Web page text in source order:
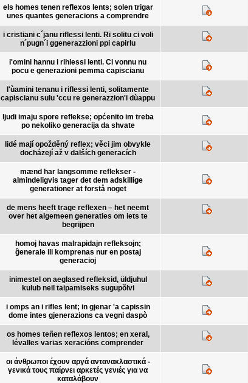
els homes tenen reflexos lents; solen trigar
unes quantes generacions a comprendre
i cristiani c´janu riflessi lenti. Ri solitu ci voli
n´pugn´i ggenerazzioni ppi capirlu
l'omini hannu i rihlessi lenti. Ci vonnu nu
pocu e generazioni pemma capiscianu
l'ùamini tenanu i riflessi lenti, solitamente
capiscianu sulu 'ccu re generazzion'i dùappu
ljudi imaju spore reflekse; općenito im treba
po nekoliko generacija da shvate
lidé mají opožděný reflex; věci jim obvykle
docházejí až v dalších generacích
mænd har langsomme reflekser -
almindeligvis tager det dem adskillige
generationer at forstå noget
de mens heeft trage reflexen – het neemt
over het algemeen generaties om iets te
begrijpen
homoj havas malrapidajn refleksojn;
ĝenerale ili komprenas nur en postaj
generacioj
inimestel on aeglased refleksid, üldjuhul
kulub neil taipamiseks sugupõlvi
i omps an i rifles lent; in gjenar 'a capissin
dome intes gjenerazions ca vegni daspò
os homes teñen reflexos lentos; en xeral,
lévalles varias xeracións comprender
οι άνθρωποι έχουν αργά αντανακλαστικά -
γενικά τους παίρνει αρκετές γενιές για να
καταλάβουν